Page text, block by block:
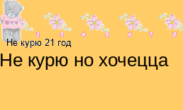
Не курю но хочецца